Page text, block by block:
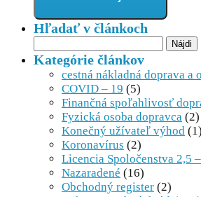
Hľadať v článkoch
Kategórie článkov
cestná nákladná doprava a
COVID – 19 (5)
Finančná spoľahlivosť
Fyzická osoba dopravca (2)
Konečný užívateľ výhod (1)
Koronavírus (2)
Licencia Spoločenstva 2,5
Nazaradené (16)
Obchodný register (2)